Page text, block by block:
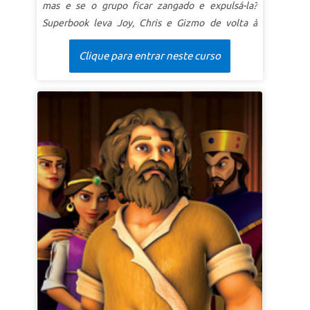
SuperVerdade:Por meio de Cristo, sou adotado
em Sua família.
Deus quando Ele os adotou como Seus próprios
mas e se o grupo ficar zangado e expulsá-la?
Superbook leva Joy, Chris e Gizmo de volta à
antiga Pérsia. Descubra a trama perversa de
Hamã para matar os judeus e veja como a rainha
Ester deve decidir se arrisca sua vida indo até o
rei - ou fica em silêncio enquanto seu povo é
destruído. Os alunos aprendem que Deus sempre
o ajudará a defender o que é certo!
LIÇÃO 1 A CORAGEM VEM DE DEUS
SuperVerdade:
Deus me dá coragem para fazer a
coisa certa.
SuperVersículo“Posso todas as coisas em Cristo
que me fortalece.”(Filipenses 4:13 NVI).
LIÇÃO 2 CRIADO COM UM PROPÓSITO
SuperVerdade:
Deus me criou com um propósito.
SuperVersículo
"Quem sabe se você foi feita
Clique para entrar neste curso